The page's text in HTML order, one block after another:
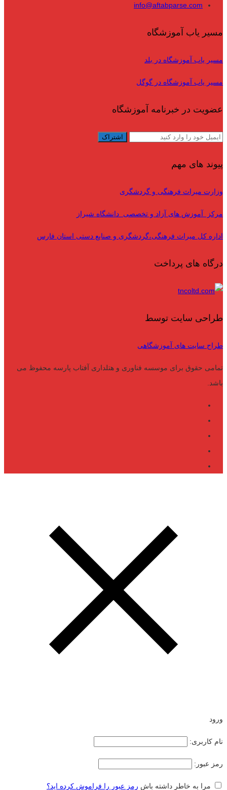
info@aftabparse.com
مسیر یاب آموزشگاه
مسیر یاب آموزشگاه در بلد
مسیر یاب آموزشگاه در گوگل
عضویت در خبرنامه آموزشگاه
پیوند های مهم
وزارت میراث فرهنگی و گردشگری
مرکز آموزش های آزاد و تخصصی دانشگاه شیراز
اداره کل میراث فرهنگی،گردشگری و صنایع دستی استان فارس
درگاه های پرداخت
طراحی سایت توسط
طراح سایت های آموزشگاهی
تمامی حقوق برای موسسه فناوری و هتلداری آفتاب پارسه محفوظ می
باشد.
ورود
نام کاربری:
رمز عبور:
مرا به خاطر داشته باش رمز عبور را فراموش کرده اید؟